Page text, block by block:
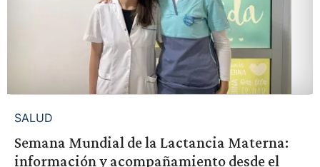
SALUD
Semana Mundial de la Lactancia Materna:
información y acompañamiento desde el